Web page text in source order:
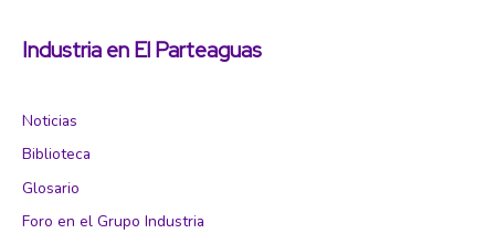
Industria en El Parteaguas
Noticias
Biblioteca
Glosario
Foro en el Grupo Industria